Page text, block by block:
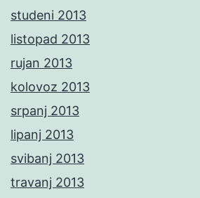
studeni 2013
listopad 2013
rujan 2013
kolovoz 2013
srpanj 2013
lipanj 2013
svibanj 2013
travanj 2013